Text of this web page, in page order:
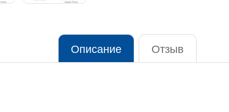
Описание Отзыв